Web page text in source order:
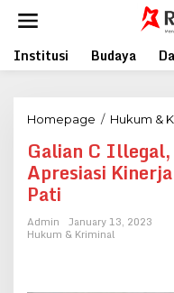
Institusi Budaya
Homepage / Hukum &
Galian C
Apresiasi
Pati
Admin January 13, 2023
Hukum & Kriminal